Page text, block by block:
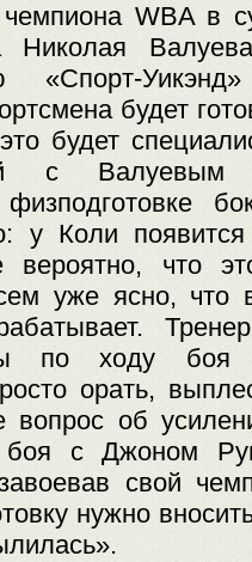
WBA в
Николая
«Спорт-
будет
будет
с Валуевым
у Коли
вероятно, что
уже ясно, что
по ходу боя
орать,
вопрос об
боя с Джоном
свой
нужно